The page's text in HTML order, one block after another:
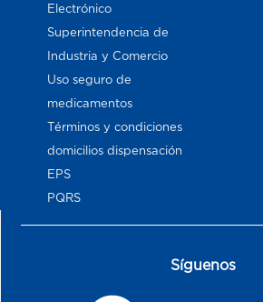
Electrónico
Superintendencia de
Industria y Comercio
Uso seguro de
medicamentos
Términos y condiciones
domicilios dispensación
EPS
PQRS
Síguenos